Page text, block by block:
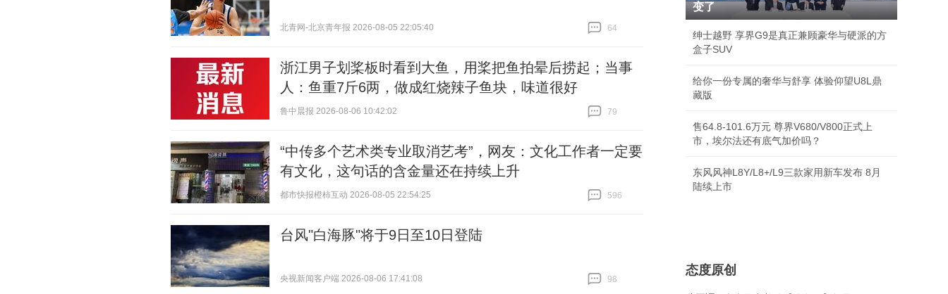
北青网-北京青年报 2026-08-05 22:05:40
64
浙江男子划桨板时看到大鱼，用桨把鱼拍晕后捞起；当事
人：鱼重7斤6两，做成红烧辣子鱼块，味道很好
鲁中晨报 2026-08-06 10:42:02
79
“中传多个艺术类专业取消艺考”，网友：文化工作者一定要
有文化，这句话的含金量还在持续上升
都市快报橙柿互动 2026-08-05 22:54:25
596
台风"白海豚"将于9日至10日登陆
央视新闻客户端 2026-08-06 17:41:08
98
变了
绅士越野 享界G9是真正兼顾豪华与硬派的方
盒子SUV
给你一份专属的奢华与舒享 体验仰望U8L鼎
藏版
售64.8-101.6万元 尊界V680/V800正式上
市，埃尔法还有底气加价吗？
东风风神L8Y/L8+/L9三款家用新车发布 8月
陆续上市
态度原创